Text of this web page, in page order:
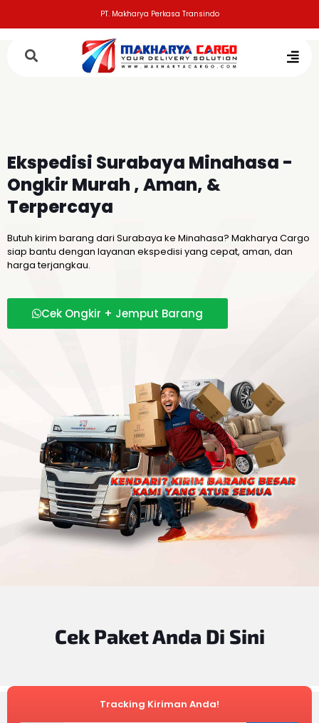
PT. Makharya Perkasa Transindo
Ekspedisi Surabaya Minahasa -
Ongkir Murah , Aman, &
Terpercaya
Butuh kirim barang dari Surabaya ke Minahasa? Makharya Cargo
siap bantu dengan layanan ekspedisi yang cepat, aman, dan
harga terjangkau.
Cek Ongkir + Jemput Barang
Cek Paket Anda Di Sini
Tracking Kiriman Anda!